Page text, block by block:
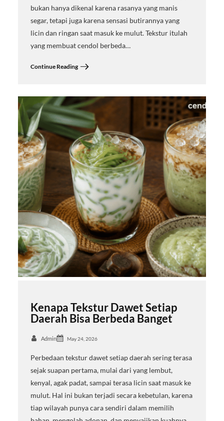
bukan hanya dikenal karena rasanya yang manis
segar, tetapi juga karena sensasi butirannya yang
licin dan ringan saat masuk ke mulut. Tekstur itulah
yang membuat cendol berbeda…
Continue Reading
Kenapa Tekstur Dawet Setiap
Daerah Bisa Berbeda Banget
Admin May 24, 2026
Perbedaan tekstur dawet setiap daerah sering terasa
sejak suapan pertama, mulai dari yang lembut,
kenyal, agak padat, sampai terasa licin saat masuk ke
mulut. Hal ini bukan terjadi secara kebetulan, karena
tiap wilayah punya cara sendiri dalam memilih